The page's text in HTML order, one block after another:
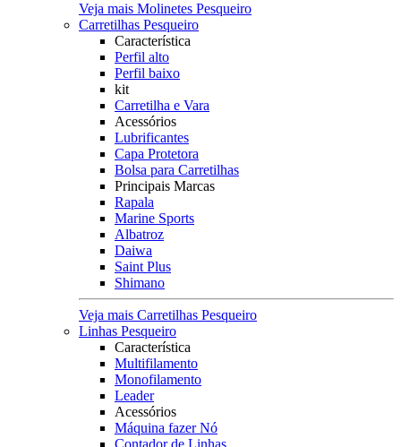
Veja mais Molinetes Pesqueiro
Carretilhas Pesqueiro
Característica
Perfil alto
Perfil baixo
kit
Carretilha e Vara
Acessórios
Lubrificantes
Capa Protetora
Bolsa para Carretilhas
Principais Marcas
Rapala
Marine Sports
Albatroz
Daiwa
Saint Plus
Shimano
Veja mais Carretilhas Pesqueiro
Linhas Pesqueiro
Característica
Multifilamento
Monofilamento
Leader
Acessórios
Máquina fazer Nó
Contador de Linhas